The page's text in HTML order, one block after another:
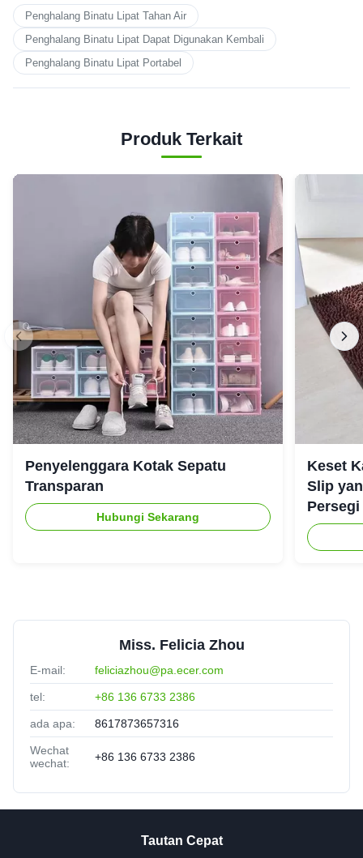
Penghalang Binatu Lipat Tahan Air
Penghalang Binatu Lipat Dapat Digunakan Kembali
Penghalang Binatu Lipat Portabel
Produk Terkait
Penyelenggara Kotak Sepatu
Transparan
Hubungi Sekarang
Keset
Slip
Miss. Felicia Zhou
E-mail: feliciazhou@pa.ecer.com
tel: +86 136 6733 2386
ada apa: 8617873657316
Wechat
wechat:
+86 136 6733 2386
Tautan Cepat